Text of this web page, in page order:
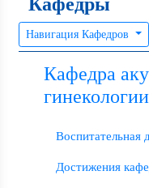
Навигация Кафедров
Кафедра
Воспитательная
Достижения